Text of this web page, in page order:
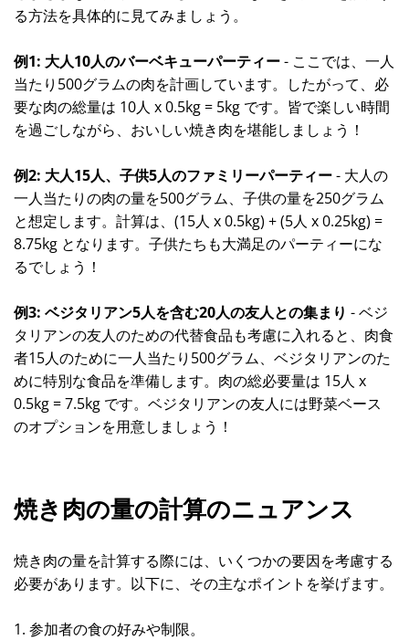
る方法を具体的に見てみましょう。
例1: 大人10人のバーベキューパーティー- ここでは、一人
当たり500グラムの肉を計画しています。したがって、必
要な肉の総量は 10人 x 0.5kg = 5kg です。皆で楽しい時間
を過ごしながら、おいしい焼き肉を堪能しましょう！
例2: 大人15人、子供5人のファミリーパーティー- 大人の
一人当たりの肉の量を500グラム、子供の量を250グラム
と想定します。計算は、(15人 x 0.5kg) + (5人 x 0.25kg) =
8.75kg となります。子供たちも大満足のパーティーにな
るでしょう！
例3: ベジタリアン5人を含む20人の友人との集まり - ベジ
タリアンの友人のための代替食品も考慮に入れると、肉食
者15人のために一人当たり500グラム、ベジタリアンのた
めに特別な食品を準備します。肉の総必要量は 15人 x
0.5kg = 7.5kg です。ベジタリアンの友人には野菜ベース
のオプションを用意しましょう！
焼き肉の量の計算のニュアンス
焼き肉の量を計算する際には、いくつかの要因を考慮する
必要があります。以下に、その主なポイントを挙げます。
1. 参加者の食の好みや制限。